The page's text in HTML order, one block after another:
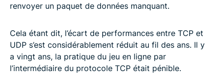
renvoyer un paquet de données manquant.
Cela étant dit, l’écart de performances entre TCP et
UDP s’est considérablement réduit au fil des ans. Il y
a vingt ans, la pratique du jeu en ligne par
l’intermédiaire du protocole TCP était pénible.